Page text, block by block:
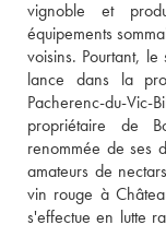
vignoble et
équipements
voisins. Pourtant,
lance dans la
Pacherenc-du-
propriétaire de
renommée de ses
amateurs de
vin rouge à
s'effectue en lutte